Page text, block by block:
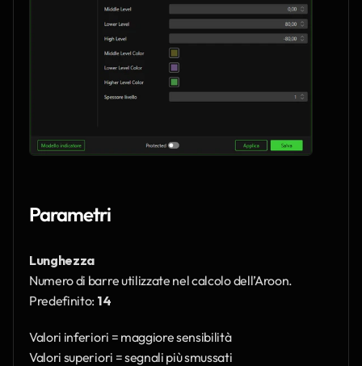
Parametri
Lunghezza
Numero di barre utilizzate nel calcolo dell’Aroon.
Predefinito: 14
Valori inferiori = maggiore sensibilità
Valori superiori = segnali più smussati